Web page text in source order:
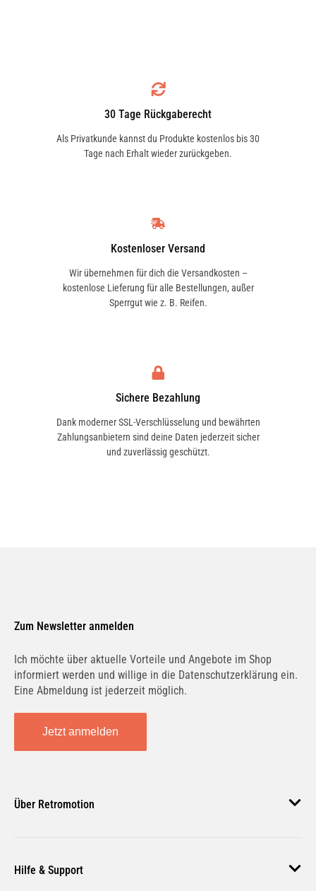
30 Tage Rückgaberecht
Als Privatkunde kannst du Produkte kostenlos bis 30
Tage nach Erhalt wieder zurückgeben.
Kostenloser Versand
Wir übernehmen für dich die Versandkosten –
kostenlose Lieferung für alle Bestellungen, außer
Sperrgut wie z. B. Reifen.
Sichere Bezahlung
Dank moderner SSL-Verschlüsselung und bewährten
Zahlungsanbietern sind deine Daten jederzeit sicher
und zuverlässig geschützt.
Zum Newsletter anmelden
Ich möchte über aktuelle Vorteile und Angebote im Shop
informiert werden und willige in die Datenschutzerklärung ein.
Eine Abmeldung ist jederzeit möglich.
Jetzt anmelden
Über Retromotion
Unsere Jobs
Hilfe & Support